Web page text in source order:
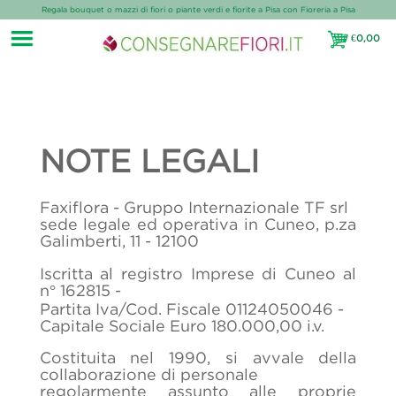
Regala bouquet o mazzi di fiori o piante verdi e fiorite a Pisa con Fioreria a Pisa
€0,00
€0,00
NOTE LEGALI
Faxiflora - Gruppo Internazionale TF srl
sede legale ed operativa in Cuneo, p.za
Galimberti, 11 - 12100
Iscritta al registro Imprese di Cuneo al
n° 162815 -
Partita Iva/Cod. Fiscale 01124050046 -
Capitale Sociale Euro 180.000,00 i.v.
Costituita nel 1990, si avvale della
collaborazione di personale
regolarmente assunto alle proprie